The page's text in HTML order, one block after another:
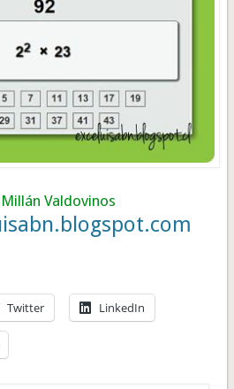
Valdovinos
com
Twitter LinkedIn